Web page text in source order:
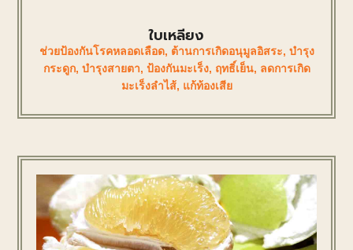
ใบเหลียง
ช่วยป้องกันโรคหลอดเลือด, ต้านการเกิดอนุมูลอิสระ, บำรุง
กระดูก, บำรุงสายตา, ป้องกันมะเร็ง, ฤทธิ์เย็น, ลดการเกิด
มะเร็งลำไส้, แก้ท้องเสีย